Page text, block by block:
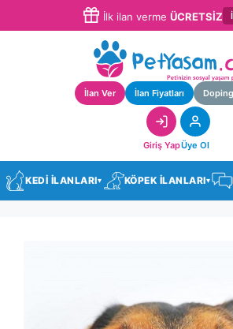
İlk ilan verme ÜCRETSİZ
İlan Ver İlan Fiyatları
Giriş YapÜye Ol
KEDİ İLANLARI▾ KÖPEK İLANLARI▾